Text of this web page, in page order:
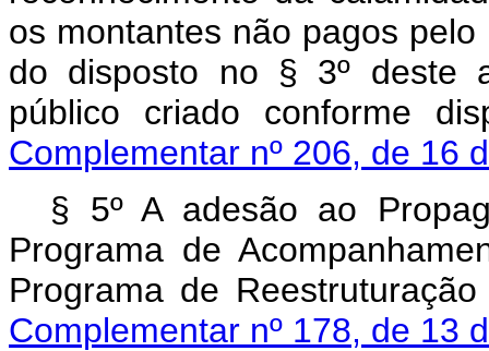
os montantes não pagos
do disposto no § 3º deste
público criado conforme
Complementar nº 206, de 16
§ 5º A adesão ao
Programa de
Programa de
Complementar nº 178, de 13